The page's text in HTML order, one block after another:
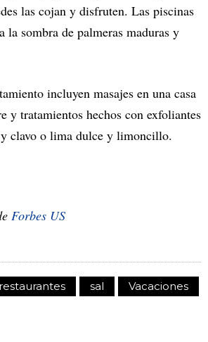
las cojan y disfruten. Las piscinas
la sombra de palmeras maduras y
incluyen masajes en una casa
y tratamientos hechos con exfoliantes
clavo o lima dulce y limoncillo.
Forbes US
restaurantes sal
Vacaciones